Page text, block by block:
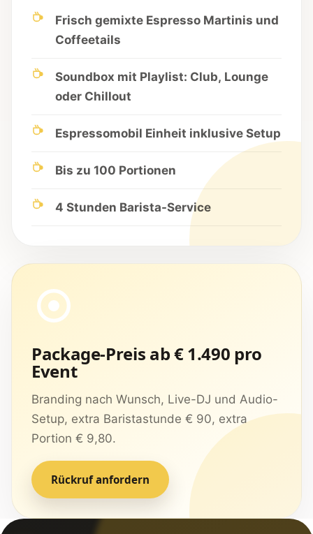
Frisch gemixte Espresso Martinis und
Coffeetails
Soundbox mit Playlist: Club, Lounge
oder Chillout
Espressomobil Einheit inklusive Setup
Bis zu 100 Portionen
4 Stunden Barista-Service
Package-Preis ab € 1.490 pro
Event
Branding nach Wunsch, Live-DJ und Audio-
Setup, extra Baristastunde € 90, extra
Portion € 9,80.
Rückruf anfordern